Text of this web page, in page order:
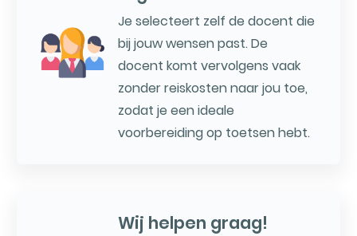
Je selecteert zelf de docent die
bij jouw wensen past. De
docent komt vervolgens vaak
zonder reiskosten naar jou toe,
zodat je een ideale
voorbereiding op toetsen hebt.
Wij helpen graag!